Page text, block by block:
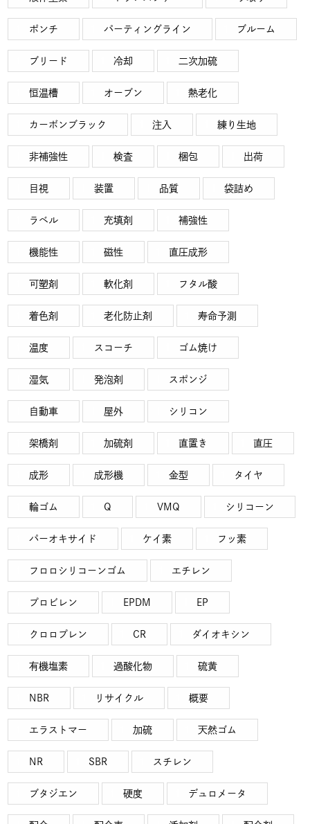
ポンチ パーティングライン ブルーム
ブリード 冷却 二次加硫
恒温槽 オーブン 熱老化
カーボンブラック 注入 練り生地
非補強性 検査 梱包 出荷
目視 装置 品質 袋詰め
ラベル 充填剤 補強性
機能性 磁性 直圧成形
可塑剤 軟化剤 フタル酸
着色剤 老化防止剤 寿命予測
温度 スコーチ ゴム焼け
湿気 発泡剤 スポンジ
自動車 屋外 シリコン
架橋剤 加硫剤 直置き 直圧
成形 成形機 金型 タイヤ
輪ゴム Q VMQ シリコーン
パーオキサイド ケイ素 フッ素
フロロシリコーンゴム エチレン
プロビレン EPDM EP
クロロプレン CR ダイオキシン
有機塩素 過酸化物 硫黄
NBR リサイクル 概要
エラストマー 加硫 天然ゴム
NR SBR スチレン
ブタジエン 硬度 デュロメータ